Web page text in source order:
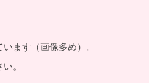
ます（画像多め）。
。